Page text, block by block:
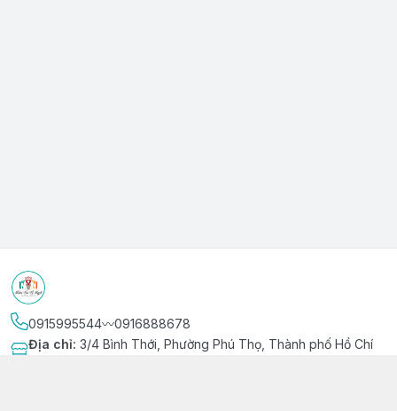
0915995544〰️0916888678
Địa chỉ: 3/4 Bình Thới, Phường Phú Thọ, Thành phố Hồ Chí